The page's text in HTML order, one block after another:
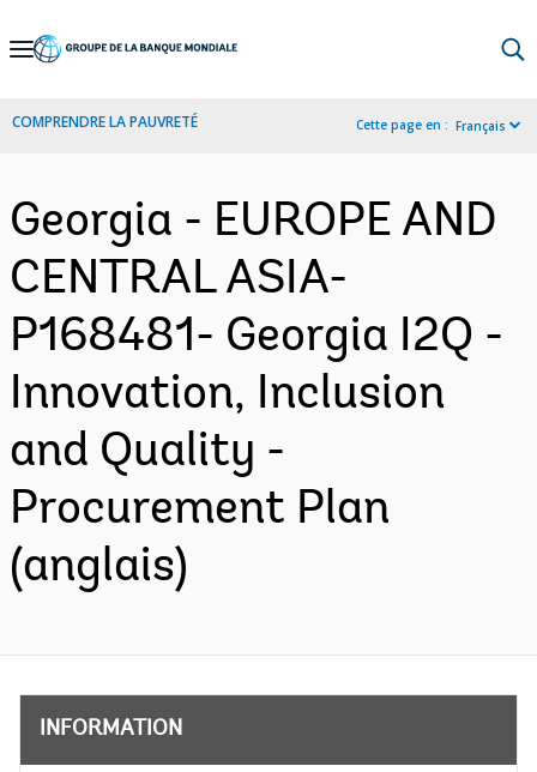
Skip
Navigation
COMPRENDRE LA PAUVRETÉ Cette page en : Français
Georgia - EUROPE AND
CENTRAL ASIA-
P168481- Georgia I2Q -
Innovation, Inclusion
and Quality -
Procurement Plan
(anglais)
INFORMATION